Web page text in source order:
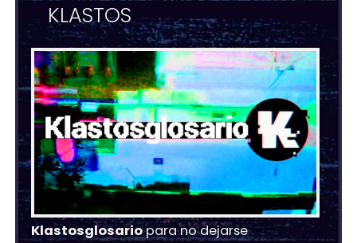
KLASTOS
Klastosglosariopara no dejarse